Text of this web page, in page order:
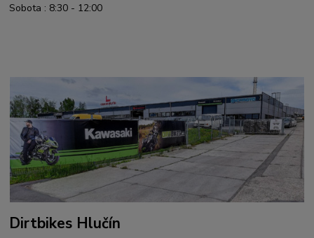
Sobota : 8:30 - 12:00
Dirtbikes Hlučín